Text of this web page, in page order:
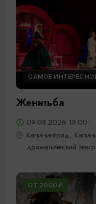
САМОЕ
Женитьба
09.08.2026 18:00
Калининград,
драматический театр
ОТ 2000₽